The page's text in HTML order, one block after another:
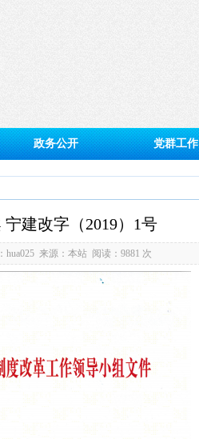
政务公开 党群工作
建改字（2019）1号
hua025 来源：本站 阅读：9881 次